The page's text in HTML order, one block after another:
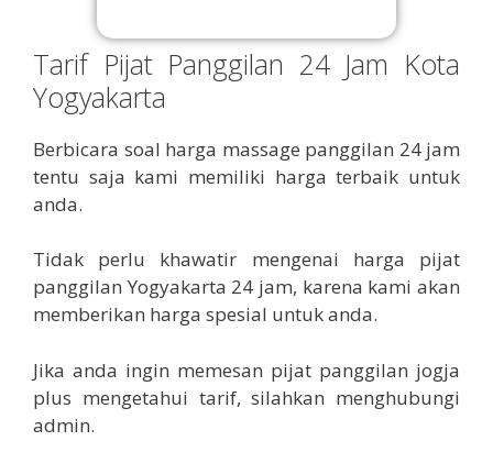
Tarif Pijat Panggilan 24 Jam Kota
Yogyakarta
Berbicara soal harga massage panggilan 24 jam
tentu saja kami memiliki harga terbaik untuk
anda.
Tidak perlu khawatir mengenai harga pijat
panggilan Yogyakarta 24 jam, karena kami akan
memberikan harga spesial untuk anda.
Jika anda ingin memesan pijat panggilan jogja
plus mengetahui tarif, silahkan menghubungi
admin.